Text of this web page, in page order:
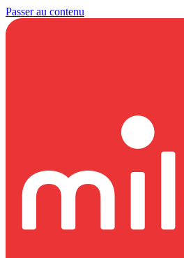
Passer au contenu